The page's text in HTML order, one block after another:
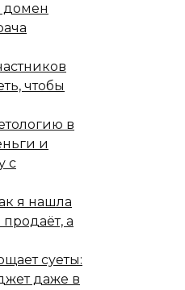
домен
чтобы
в
и
с
я нашла
а
суеты:
даже в